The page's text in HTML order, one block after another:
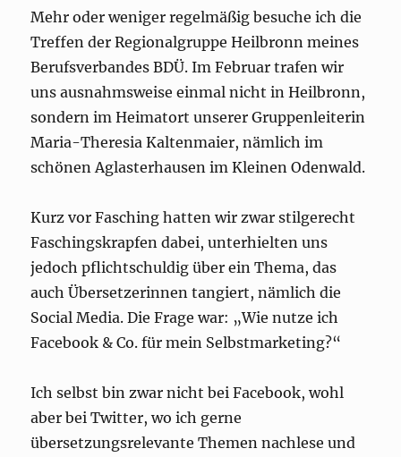
Mehr oder weniger regelmäßig besuche ich die
Treffen der Regionalgruppe Heilbronn meines
Berufsverbandes BDÜ. Im Februar trafen wir
uns ausnahmsweise einmal nicht in Heilbronn,
sondern im Heimatort unserer Gruppenleiterin
Maria-Theresia Kaltenmaier, nämlich im
schönen Aglasterhausen im Kleinen Odenwald.
Kurz vor Fasching hatten wir zwar stilgerecht
Faschingskrapfen dabei, unterhielten uns
jedoch pflichtschuldig über ein Thema, das
auch Übersetzerinnen tangiert, nämlich die
Social Media. Die Frage war: „Wie nutze ich
Facebook & Co. für mein Selbstmarketing?“
Ich selbst bin zwar nicht bei Facebook, wohl
aber bei Twitter, wo ich gerne
übersetzungsrelevante Themen nachlese und